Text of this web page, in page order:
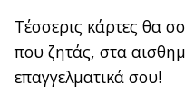
Τέσσερις κάρτες θα
που ζητάς, στα
επαγγελματικά σου!